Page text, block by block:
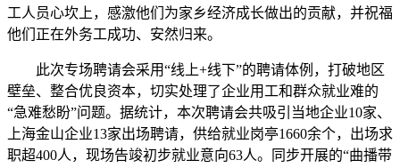
工人员心坎上，感激他们为家乡经济成长做出的贡献，并祝福
他们正在外务工成功、安然归来。
此次专场聘请会采用“线上+线下”的聘请体例，打破地区
壁垒、整合优良资本，切实处理了企业用工和群众就业难的
“急难愁盼”问题。据统计，本次聘请会共吸引当地企业10家、
上海金山企业13家出场聘请，供给就业岗亭1660余个，出场求
职超400人，现场告竣初步就业意向63人。同步开展的“曲播带